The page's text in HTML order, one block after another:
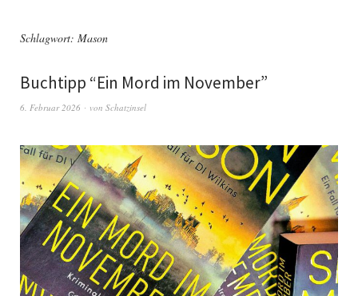
Schlagwort: Mason
Buchtipp “Ein Mord im November”
6. Februar 2026 von Schatzinsel